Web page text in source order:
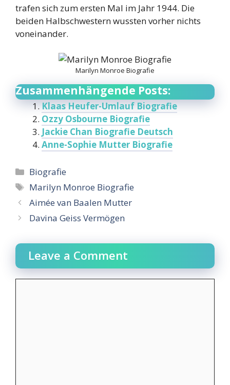
trafen sich zum ersten Mal im Jahr 1944. Die
beiden Halbschwestern wussten vorher nichts
voneinander.
Marilyn Monroe Biografie
Zusammenhängende Posts:
Klaas Heufer-Umlauf Biografie
Ozzy Osbourne Biografie
Jackie Chan Biografie Deutsch
Anne-Sophie Mutter Biografie
Categories
Biografie
Tags
Marilyn Monroe Biografie
Aimée van Baalen Mutter
Davina Geiss Vermögen
Leave a Comment